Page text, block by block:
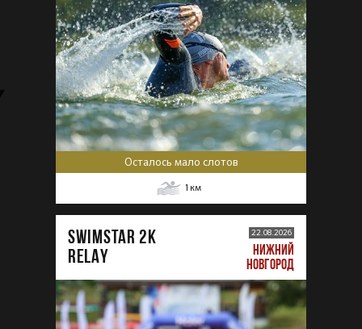
Осталось мало слотов
1 км
SWIMSTAR 2K
RELAY
22.08.2026
НИЖНИЙ
НОВГОРОД